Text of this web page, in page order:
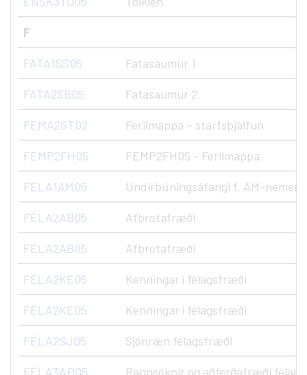
F
FATA1SS05 Fatasaumur 1
FATA2SB05 Fatasaumur 2
FEMA2ST02 Ferilmappa – starfsþjálfun
FEMP2FH05 FEMP2FH05 - Ferilmappa
FÉLA1AM05 Undirbúningsáfangi f. AM-
FÉLA2AB05 Afbrotafræði
FÉLA2AB05 Afbrotafræði
FÉLA2KE05 Kenningar í félagsfræði
FÉLA2KE05 Kenningar í félagsfræði
FÉLA2SJ05 Sjónræn félagsfræði
FÉLA3AÐ05 Rannsóknir og aðferðafræði